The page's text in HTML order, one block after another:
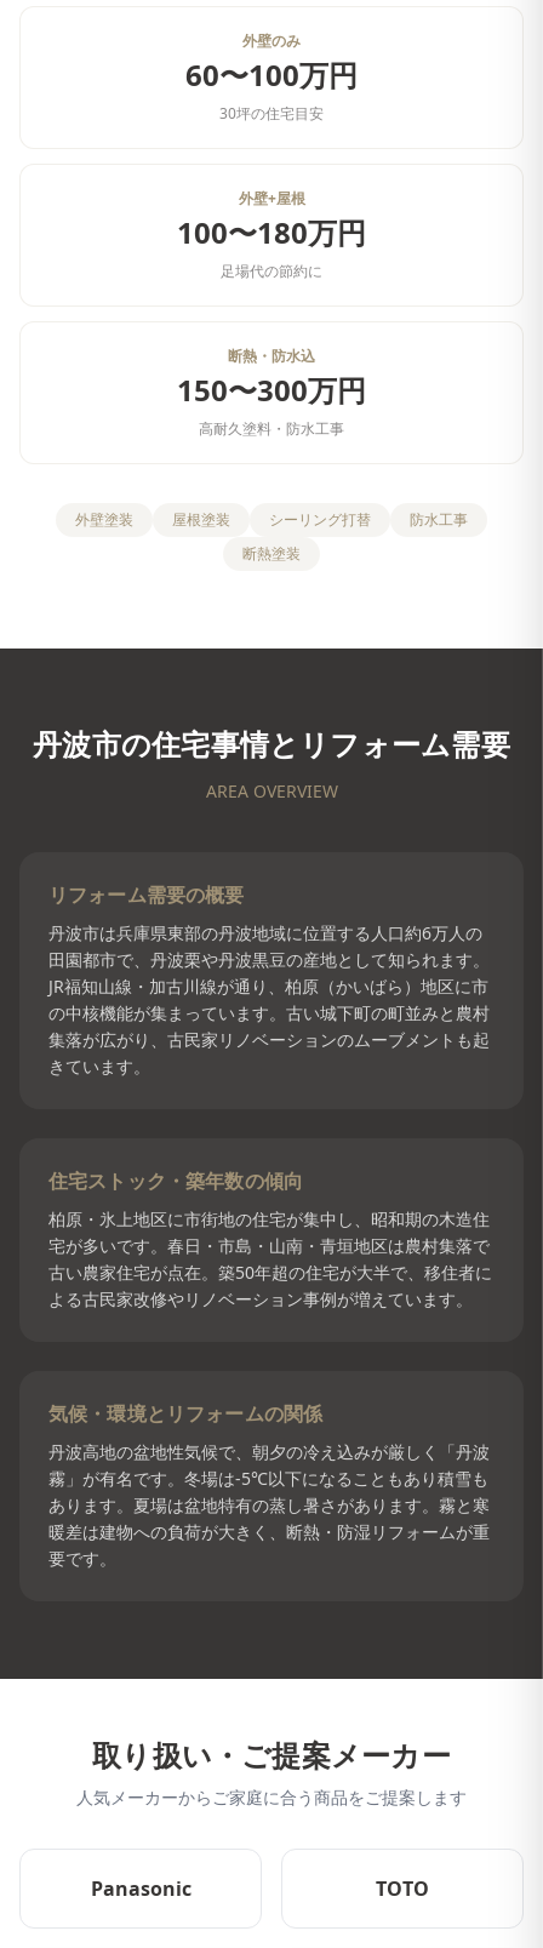
外壁のみ
60〜100万円
30坪の住宅目安
外壁+屋根
100〜180万円
足場代の節約に
断熱・防水込
150〜300万円
高耐久塗料・防水工事
外壁塗装 屋根塗装 シーリング打替
防水工事
断熱塗装
丹波市の住宅事情とリフォーム需要
AREA OVERVIEW
リフォーム需要の概要
丹波市は兵庫県東部の丹波地域に位置する人口約6万人の
田園都市で、丹波栗や丹波黒豆の産地として知られます。
JR福知山線・加古川線が通り、柏原（かいばら）地区に市
の中核機能が集まっています。古い城下町の町並みと農村
集落が広がり、古民家リノベーションのムーブメントも起
きています。
住宅ストック・築年数の傾向
柏原・氷上地区に市街地の住宅が集中し、昭和期の木造住
宅が多いです。春日・市島・山南・青垣地区は農村集落で
古い農家住宅が点在。築50年超の住宅が大半で、移住者に
よる古民家改修やリノベーション事例が増えています。
気候・環境とリフォームの関係
丹波高地の盆地性気候で、朝夕の冷え込みが厳しく「丹波
霧」が有名です。冬場は-5℃以下になることもあり積雪も
あります。夏場は盆地特有の蒸し暑さがあります。霧と寒
暖差は建物への負荷が大きく、断熱・防湿リフォームが重
要です。
取り扱い・ご提案メーカー
人気メーカーからご家庭に合う商品をご提案します
Panasonic TOTO